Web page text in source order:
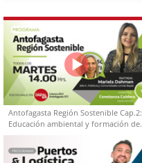
Antofagasta Región Sostenible Cap.2:
Educación ambiental y formación de
capacidades técnicas